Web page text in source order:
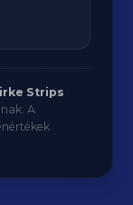
Strips
A